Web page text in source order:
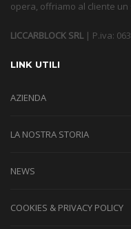
opera, offriamo al cliente un
LICCARBLOCK SRL| P.iva:
LINK UTILI
AZIENDA
LA NOSTRA STORIA
NEWS
COOKIES & PRIVACY POLICY